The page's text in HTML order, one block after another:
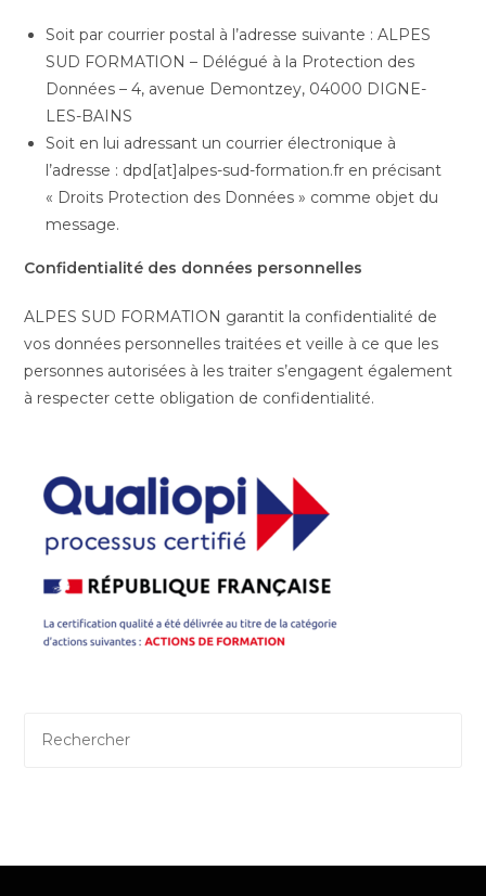
Soit par courrier postal à l’adresse suivante : ALPES
SUD FORMATION – Délégué à la Protection des
Données – 4, avenue Demontzey, 04000 DIGNE-
LES-BAINS
Soit en lui adressant un courrier électronique à
l’adresse : dpd[at]alpes-sud-formation.fr en précisant
« Droits Protection des Données » comme objet du
message.
Confidentialité des données personnelles
ALPES SUD FORMATION garantit la confidentialité de
vos données personnelles traitées et veille à ce que les
personnes autorisées à les traiter s’engagent également
à respecter cette obligation de confidentialité.